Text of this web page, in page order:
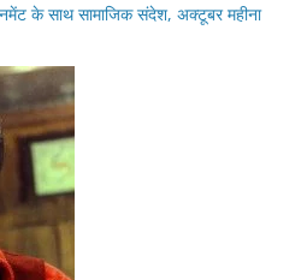
के साथ सामाजिक संदेश, अक्टूबर महीना